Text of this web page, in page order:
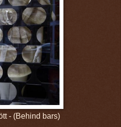
- (Behind bars)